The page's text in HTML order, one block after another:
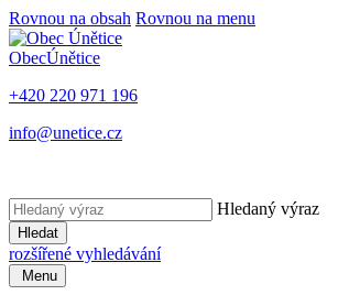
Rovnou na obsah Rovnou na menu
ObecÚnětice
+420 220 971 196
info@unetice.cz
Hledaný výraz
Hledat
rozšířené vyhledávání
Menu